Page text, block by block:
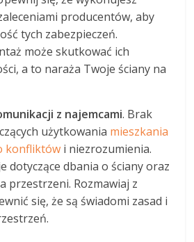
producentów, aby
tych zabezpieczeń.
może skutkować ich
a to naraża Twoje ściany na
z najemcami. Brak
użytkowania mieszkania
konfliktów i niezrozumienia.
dotyczące dbania o ściany oraz
przestrzeni. Rozmawiaj z
się, że są świadomi zasad i